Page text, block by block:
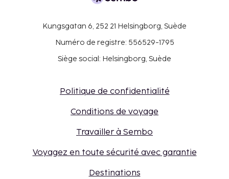
Kungsgatan 6, 252 21 Helsingborg, Suède
Numéro de registre: 556529-1795
Siège social: Helsingborg, Suède
Politique de confidentialité
Conditions de voyage
Travailler à Sembo
Voyagez en toute sécurité avec garantie
Destinations